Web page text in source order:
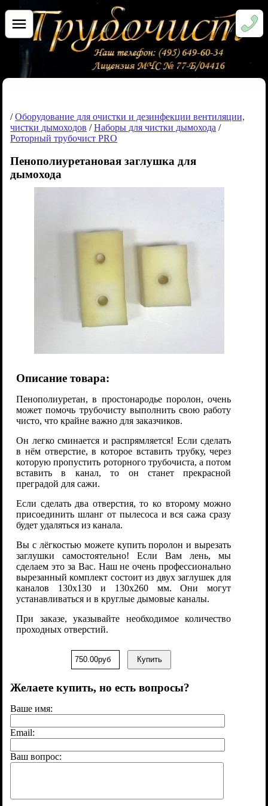
/Оборудование для очистки и дезинфекции вентиляции,
чистки дымоходов /Наборы для чистки дымохода /
Роторный трубочист PRO
Пенополиуретановая заглушка для
дымохода
Описание товара:
Пенополиуретан, в простонародье поролон, очень
может помочь трубочисту выполнить свою работу
чисто, что крайне важно для заказчиков.
Он легко сминается и распрямляется! Если сделать
в нём отверстие, в которое вставить трубку, через
которую пропустить роторного трубочиста, а потом
вставить в канал, то он станет прекрасной
преградой для сажи.
Если сделать два отверстия, то ко второму можно
присоединить шланг от пылесоса и вся сажа сразу
будет удаляться из канала.
Вы с лёгкостью можете купить поролон и вырезать
заглушки самостоятельно! Если Вам лень, мы
сделаем это за Вас. Наш не очень профессионально
вырезанный комплект состоит из двух заглушек для
каналов 130х130 и 130х260 мм. Они могут
устанавливаться и в круглые дымовые каналы.
При заказе, указывайте необходимое количество
проходных отверстий.
750.00руб Купить
Желаете купить, но есть вопросы?
Ваше имя:
Email:
Ваш вопрос: